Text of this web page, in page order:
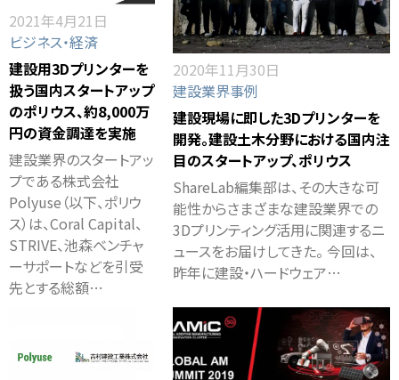
2021年4月21日
ビジネス・経済
建設用3Dプリンターを
扱う国内スタートアップ
のポリウス、約8,000万
円の資金調達を実施
建設業界のスタートアッ
プである株式会社
Polyuse（以下、ポリウ
ス）は、Coral Capital、
STRIVE、池森ベンチャ
ーサポートなどを引受
先とする総額…
2020年11月30日
建設業界事例
建設現場に即した3Dプリンターを
開発。建設土木分野における国内注
目のスタートアップ、ポリウス
ShareLab編集部は、その大きな可
能性からさまざまな建設業界での
3Dプリンティング活用に関連するニ
ュースをお届けしてきた。 今回は、
昨年に建設・ハードウェア…